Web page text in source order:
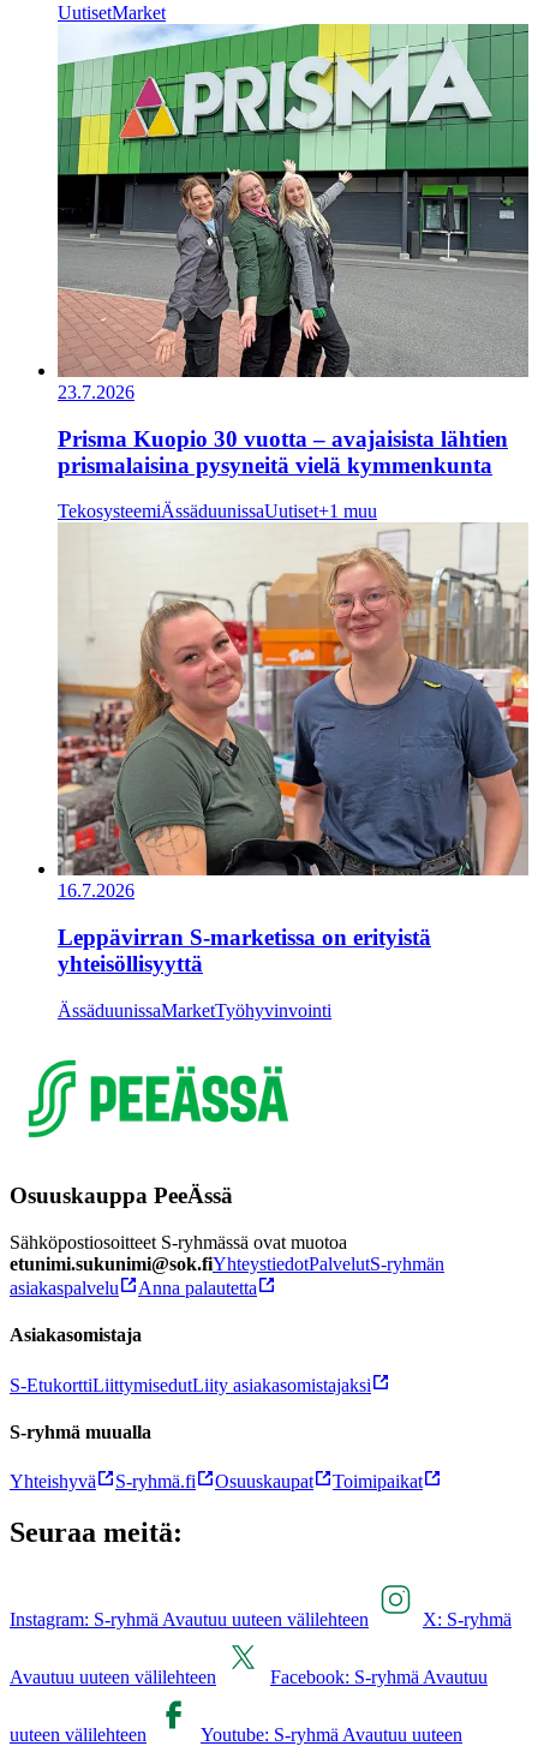
UutisetMarket
23.7.2026
Prisma Kuopio 30 vuotta – avajaisista lähtien
prismalaisina pysyneitä vielä kymmenkunta
TekosysteemiÄssäduunissaUutiset+1 muu
16.7.2026
Leppävirran S-marketissa on erityistä
yhteisöllisyyttä
ÄssäduunissaMarketTyöhyvinvointi
Osuuskauppa PeeÄssä
Sähköpostiosoitteet S-ryhmässä ovat muotoa
etunimi.sukunimi@sok.fiYhteystiedotPalvelutS-ryhmän
asiakaspalvelu
Anna palautetta
Asiakasomistaja
S-EtukorttiLiittymisedutLiity asiakasomistajaksi
S-ryhmä muualla
Yhteishyvä S-ryhmä.fi Osuuskaupat Toimipaikat
Seuraa meitä:
Instagram: S-ryhmä Avautuu uuteen välilehteen X: S-ryhmä
Avautuu uuteen välilehteen Facebook: S-ryhmä Avautuu
uuteen välilehteen Youtube: S-ryhmä Avautuu uuteen